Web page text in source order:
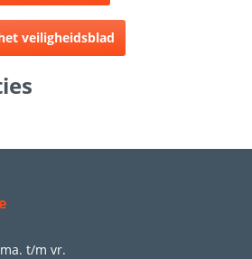
veiligheidsblad
t/m vr.